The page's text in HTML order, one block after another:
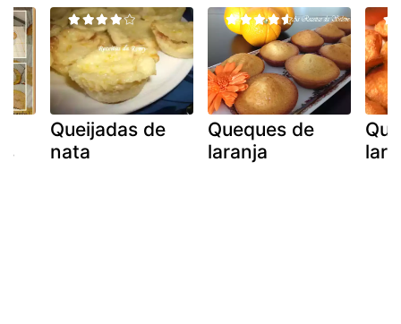
Queijadas de
nata
Queques de
laranja